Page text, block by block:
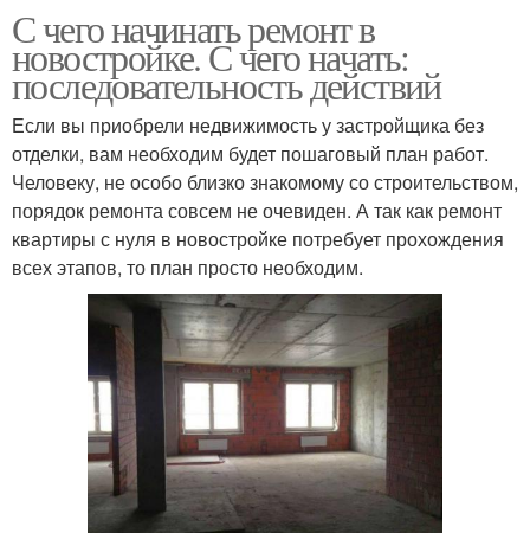
С чего начинать ремонт в
новостройке. С чего начать:
последовательность действий
Если вы приобрели недвижимость у застройщика без
отделки, вам необходим будет пошаговый план работ.
Человеку, не особо близко знакомому со строительством,
порядок ремонта совсем не очевиден. А так как ремонт
квартиры с нуля в новостройке потребует прохождения
всех этапов, то план просто необходим.